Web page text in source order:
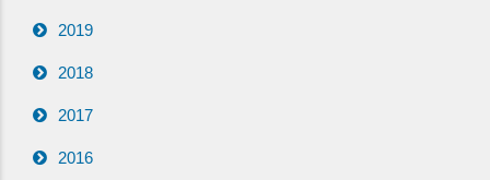
2019
2018
2017
2016